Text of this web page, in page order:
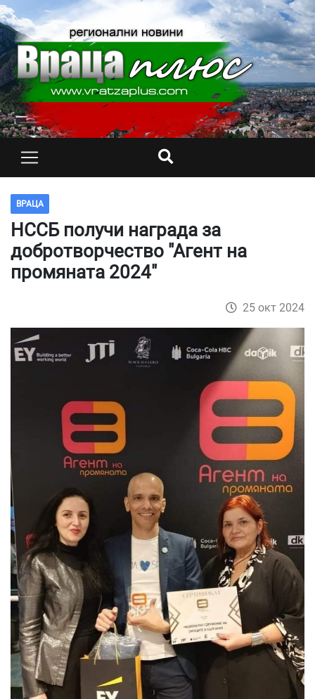
ВРАЦА
НССБ получи награда за
добротворчество "Агент на
промяната 2024"
25 окт 2024